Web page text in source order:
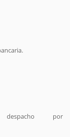
por